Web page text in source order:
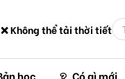
❌ Không thể tải thời tiết
học Có gì mới